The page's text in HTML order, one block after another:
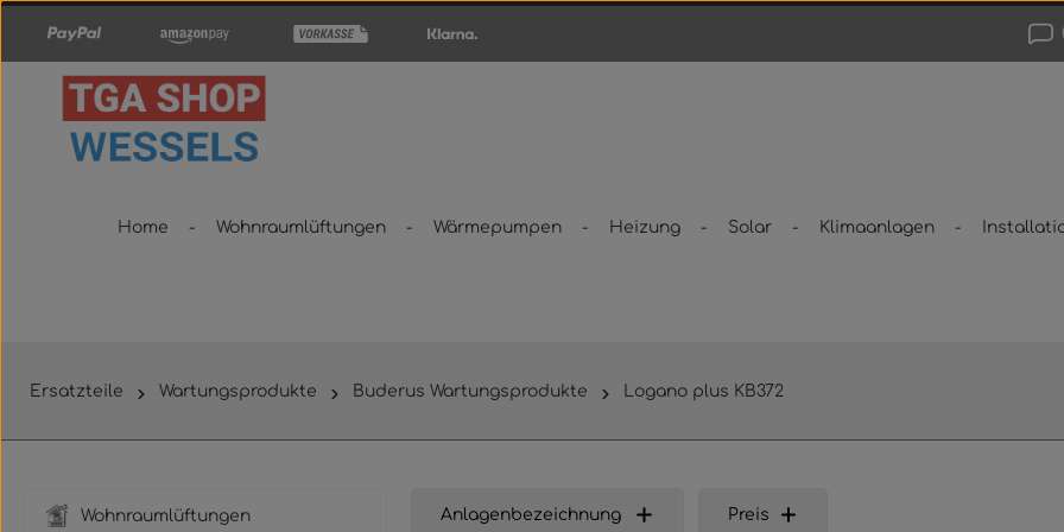
Hauptinhalt springen
Zur Hauptnavigation springen
Home Wohnraumlüftungen Wärmepumpen Heizung Solar Klimaanlagen
Ersatzteile Wartungsprodukte Buderus Wartungsprodukte Logano plus KB372
Wohnraumlüftungen Anlagenbezeichnung Preis